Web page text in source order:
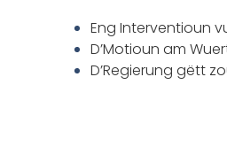
Eng Interventioun
D’Motioun am
D’Regierung gëtt